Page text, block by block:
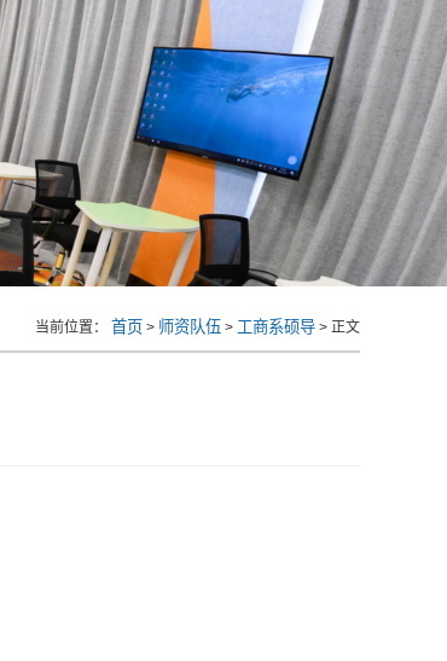
当前位置： 首页 > 师资队伍 > 工商系硕导 > 正文